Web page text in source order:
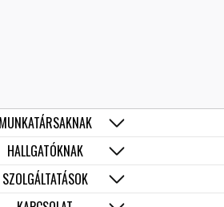
MUNKATÁRSAKNAK
HALLGATÓKNAK
SZOLGÁLTATÁSOK